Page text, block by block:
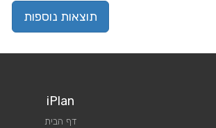
תוצאות נוספות
iPlan
דף הבית